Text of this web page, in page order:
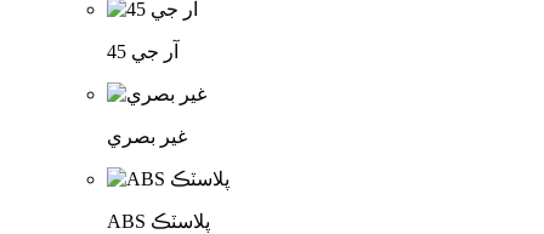
آر جي 45
غير بصري
ABS پلاسٽڪ